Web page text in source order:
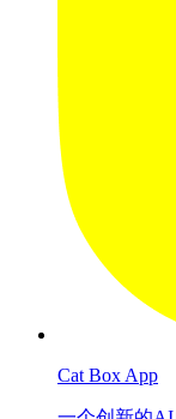
Cat Box App